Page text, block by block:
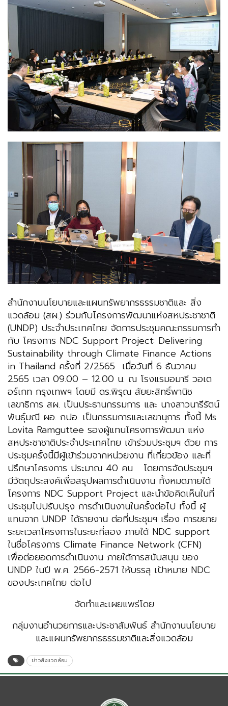
สำนักงานนโยบายและแผนทรัพยากรธรรมชาติและ สิ่ง
แวดล้อม (สผ.) ร่วมกับโครงการพัฒนาแห่งสหประชาชาติ
(UNDP) ประจำประเทศไทย จัดการประชุมคณะกรรมการกํา
กับ โครงการ NDC Support Project: Delivering
Sustainability through Climate Finance Actions
in Thailand ครั้งที่ 2/2565 เมื่อวันที่ 6 ธันวาคม
2565 เวลา 09.00 – 12.00 น. ณ โรงแรมอมารี วอเต
อร์เกท กรุงเทพฯ โดยมี ดร.พิรุณ สัยยะสิทธิ์พานิช
เลขาธิการ สผ. เป็นประธานกรรมการ และ นางสาวนารีรัตน์
พันธ์ุมณี ผอ. กปอ. เป็นกรรมการและเลขานุการ ทั้งนี้ Ms.
Lovita Ramguttee รองผู้แทนโครงการพัฒนา แห่ง
สหประชาชาติประจำประเทศไทย เข้าร่วมประชุมฯ ด้วย การ
ประชุมครั้งนี้มีผู้เข้าร่วมจากหน่วยงาน ที่เกี่ยวข้อง และที่
ปรึกษาโครงการ ประมาณ 40 คน โดยการจัดประชุมฯ
มีวัตถุประสงค์เพื่อสรุปผลการดำเนินงาน ทั้งหมดภายใต้
โครงการ NDC Support Project และนำข้อคิดเห็นในที่
ประชุมไปปรับปรุง การดำเนินงานในครั้งต่อไป ทั้งนี้ ผู้
แทนจาก UNDP ได้รายงาน ต่อที่ประชุมฯ เรื่อง การขยาย
ระยะเวลาโครงการในระยะที่สอง ภายใต้ NDC support
ในชื่อโครงการ Climate Finance Network (CFN)
เพื่อต่อยอดการดำเนินงาน ภายใต้การสนับสนุน ของ
UNDP ในปี พ.ศ. 2566-2571 ให้บรรลุ เป้าหมาย NDC
ของประเทศไทย ต่อไป
จัดทำและเผยแพร่โดย
กลุ่มงานอำนวยการและประชาสัมพันธ์ สำนักงานนโยบาย
และแผนทรัพยากรธรรมชาติและสิ่งแวดล้อม
ข่าวสิ่งแวดล้อม